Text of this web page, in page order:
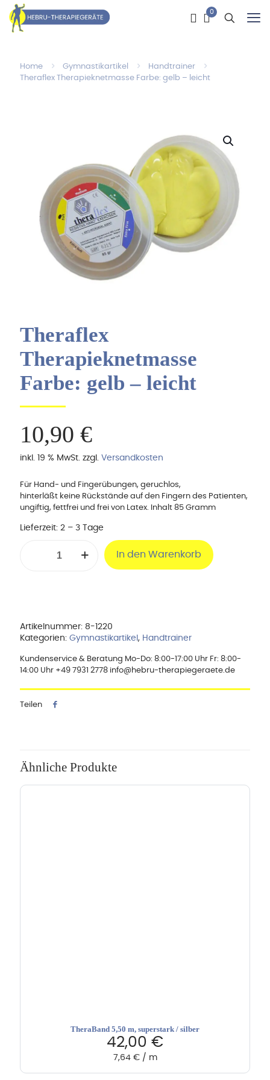
0
Home Gymnastikartikel
Handtrainer
Theraflex Therapieknetmasse Farbe: gelb – leicht
Theraflex
Therapieknetmasse
Farbe: gelb – leicht
10,90 €
inkl. 19 % MwSt. zzgl. Versandkosten
Für Hand- und Fingerübungen, geruchlos,
hinterläßt keine Rückstände auf den Fingern des Patienten,
ungiftig, fettfrei und frei von Latex. Inhalt 85 Gramm
Lieferzeit: 2 – 3 Tage
Therapieknetmasse
In den Warenkorb
Artikelnummer: 8-1220
Kategorien: Gymnastikartikel , Handtrainer
Kundenservice & Beratung Mo-Do: 8:00-17:00 Uhr Fr: 8:00-
14:00 Uhr +49 7931 2778 info@hebru-therapiegeraete.de
Teilen
Ähnliche Produkte
TheraBand 5,50 m, superstark / silber
42,00 €
7,64 €/ m